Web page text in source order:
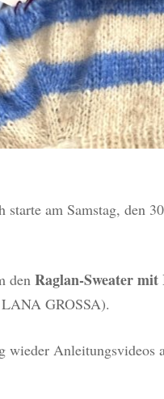
am Samstag, den
den Raglan-Sweater mit
GROSSA).
Anleitungsvideos